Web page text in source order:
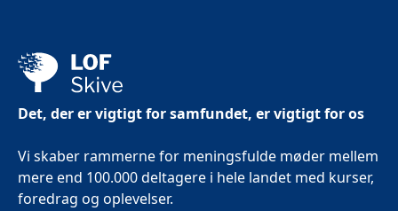
Det, der er vigtigt for samfundet, er vigtigt for os
Vi skaber rammerne for meningsfulde møder mellem
mere end 100.000 deltagere i hele landet med kurser,
foredrag og oplevelser.